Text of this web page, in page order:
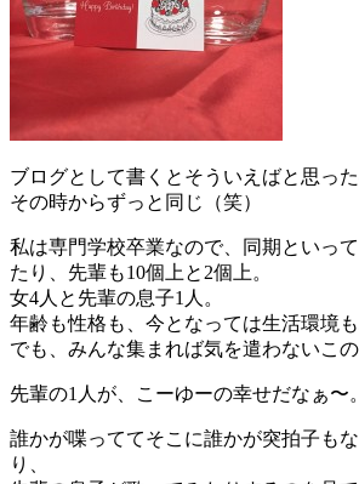
ブログとして書くとそういえばと思った
その時からずっと同じ（笑）
私は専門学校卒業なので、同期といっ
たり、先輩も10個上と2個上。
女4人と先輩の息子1人。
年齢も性格も、今となっては生活環境も
でも、みんな集まれば気を遣わないこの
先輩の1人が、こーゆーの幸せだなぁ〜
誰かが喋っててそこに誰かが突拍子も
り、